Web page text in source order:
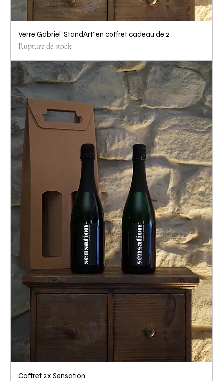
Verre Gabriel 'StandArt' en coffret cadeau de 2
Rupture de stock
Coffret 2x Sensation